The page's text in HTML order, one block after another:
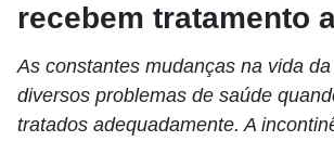
recebem tratamento
As constantes mudanças na vida
diversos problemas de saúde
tratados adequadamente. A